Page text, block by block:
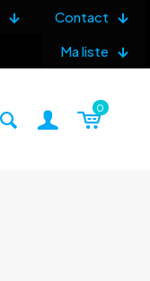
Contact
Ma liste
0